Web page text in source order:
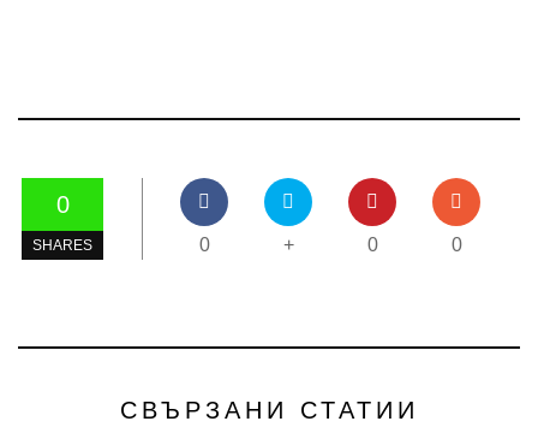
0
SHARES 0 + 0 0
СВЪРЗАНИ СТАТИИ